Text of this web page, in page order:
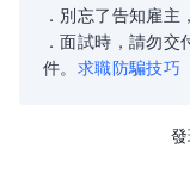
．別忘了告知雇主
．面試時，請勿
件。 求職防騙技巧